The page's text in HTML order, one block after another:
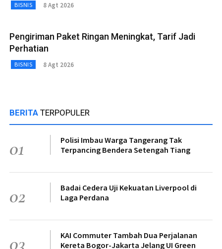
BISNIS 8 Agt 2026
Pengiriman Paket Ringan Meningkat, Tarif Jadi
Perhatian
BISNIS 8 Agt 2026
BERITA TERPOPULER
01
Polisi Imbau Warga Tangerang Tak
Terpancing Bendera Setengah Tiang
02
Badai Cedera Uji Kekuatan Liverpool di
Laga Perdana
03
KAI Commuter Tambah Dua Perjalanan
Kereta Bogor-Jakarta Jelang UI Green